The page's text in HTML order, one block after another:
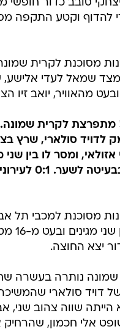
ברק יצחקי סובב כדור
להדוף וקטע התקפה
מסוכנת לקרית
מצד שמאל לעדי
מהאוויר, יואב זיו
שער! מתפרצת לקרית
לדויד סולארי, שרץ
ומסר לו בין שני
אזולאי המשיך בבעיטה
מסוכנת למכבי תל
קולאוטי
יצא החוצה.
קרית שמונה נותרה בעשרה
דויד סולארי
שווה צהוב שני,
אלי חכמון,